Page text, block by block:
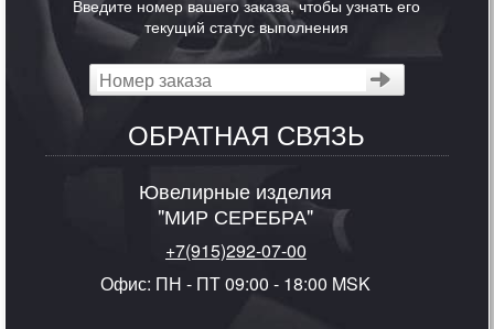
Введите номер вашего заказа, чтобы узнать его
текущий статус выполнения
ОБРАТНАЯ СВЯЗЬ
Ювелирные изделия
"МИР СЕРЕБРА"
+7(915)292-07-00
Офис: ПН - ПТ 09:00 - 18:00 MSK